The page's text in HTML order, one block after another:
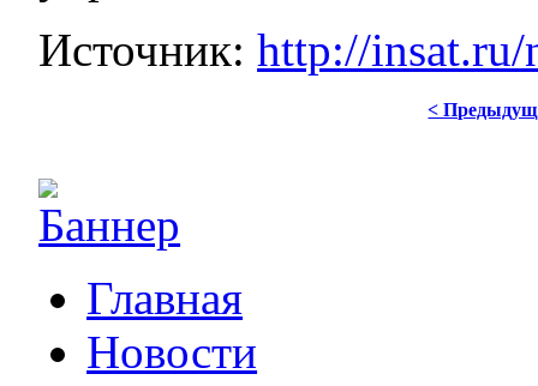
Источник:http://insat.ru/
<
Главная
Новости